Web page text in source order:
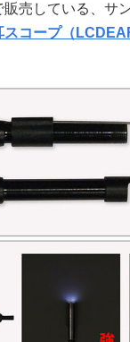
販売している、サ
コープ（